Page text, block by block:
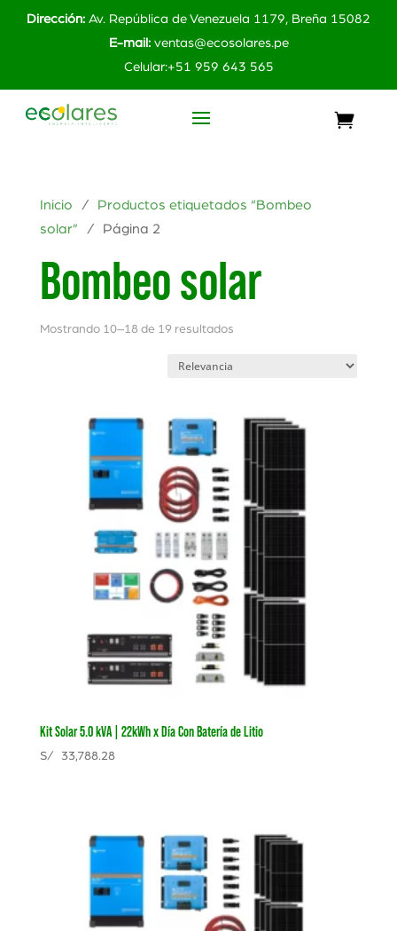
Dirección: Av. República de Venezuela 1179, Breña 15082
E-mail: ventas@ecosolares.pe
Celular:+51 959 643 565
Inicio / Productos etiquetados “Bombeo
solar” / Página 2
Bombeo solar
Mostrando 10–18 de 19 resultados
Kit Solar 5.0 kVA | 22kWh x Día Con Batería de Litio
S/33,788.28